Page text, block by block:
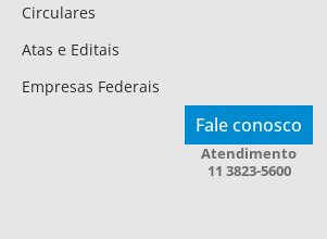
Circulares
Atas e Editais
Empresas Federais
Fale conosco
Atendimento
11 3823-5600